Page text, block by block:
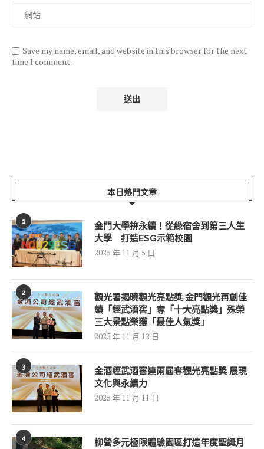
Save my name, email, and website in this browser for the next
time I comment.
本日熱門文章
1
金門大學拚永續！從綠宿舍到第三人生
大學 打造ESG示範校園
2025 年 11 月 5 日
2
觀光署揭曉觀光亮點獎 金門觀光再創佳
績「經武酒窖」奪「十大亮點獎」殊榮
三大景點榮獲「最佳人氣獎」
2025 年 11 月 12 日
3
金酒經武酒窖連兩屆奪觀光亮點獎 展現
文化與永續力
2025 年 11 月 11 日
4
柳營多元極限體驗園區打造年度聖誕月